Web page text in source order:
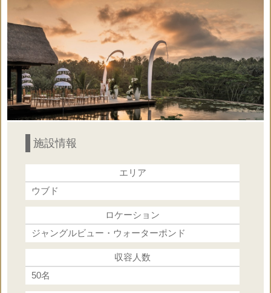
会場装飾 ○
式次第 ×
タキシード ×
フラワーシャワー
ドレス小物一式
支度部屋
施設情報
エリア
ウブド
ロケーション
ジャングルビュー・ウォーターポンド
収容人数
50名